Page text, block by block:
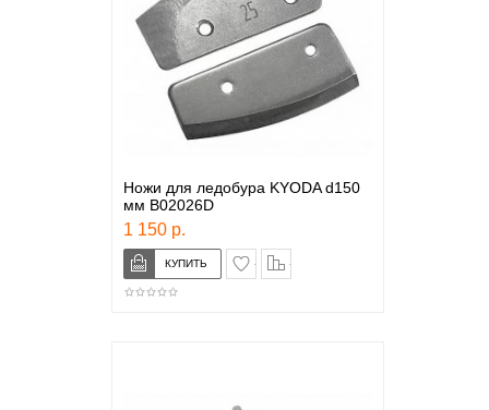
Ножи для ледобура KYODA d150
мм B02026D
1 150 р.
в закладки